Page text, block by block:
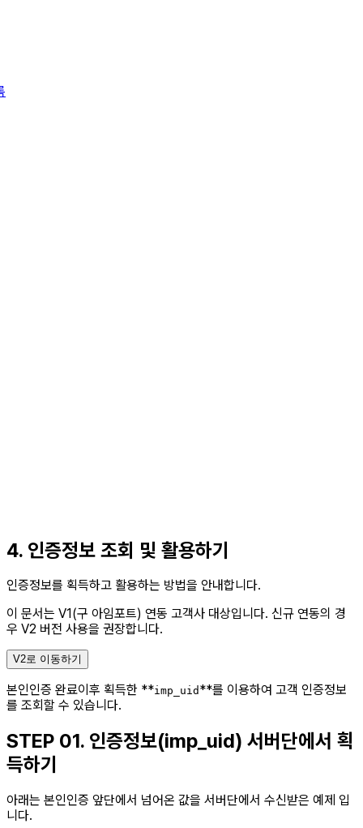
4. 인증정보 조회 및 활용하기
인증정보를 획득하고 활용하는 방법을 안내합니다.
이 문서는 V1(구 아임포트) 연동 고객사 대상입니다. 신규 연동의 경
우 V2 버전 사용을 권장합니다.
V2로 이동하기
본인인증 완료이후 획득한 **imp_uid **를 이용하여 고객 인증정보
를 조회할 수 있습니다.
STEP 01. 인증정보(imp_uid) 서버단에서 획
득하기
아래는 본인인증 앞단에서 넘어온 값을 서버단에서 수신받은 예제 입
니다.